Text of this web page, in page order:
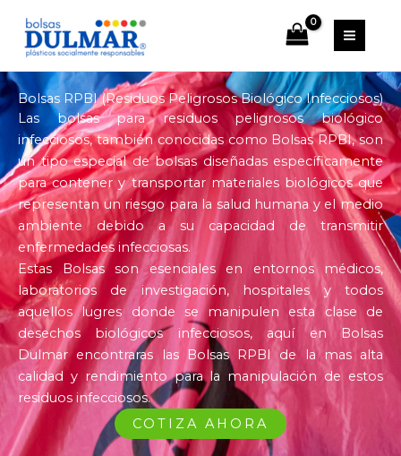
contenido
Bolsas RPBI (Residuos Peligrosos Biológico Infecciosos)
Las bolsas para residuos peligrosos biológico
infecciosos, también conocidas como Bolsas RPBI, son
un tipo especial de bolsas diseñadas específicamente
para contener y transportar materiales biológicos que
representan un riesgo para la salud humana y el medio
ambiente debido a su capacidad de transmitir
enfermedades infecciosas.
Estas Bolsas son esenciales en entornos médicos,
laboratorios de investigación, hospitales y todos
aquellos lugres donde se manipulen esta clase de
desechos biológicos infecciosos, aquí en Bolsas
Dulmar encontraras las Bolsas RPBI de la mas alta
calidad y rendimiento para la manipulación de estos
residuos infecciosos.
COTIZA AHORA